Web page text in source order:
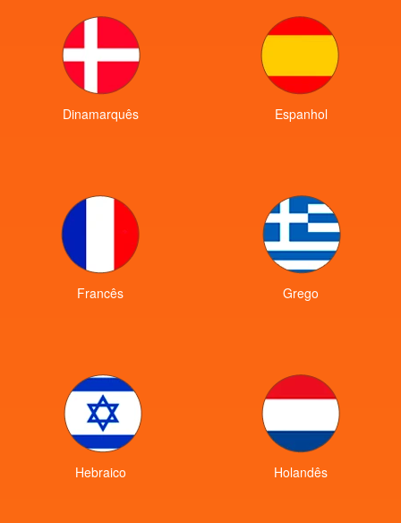
Dinamarquês Espanhol
Francês Grego
Hebraico Holandês